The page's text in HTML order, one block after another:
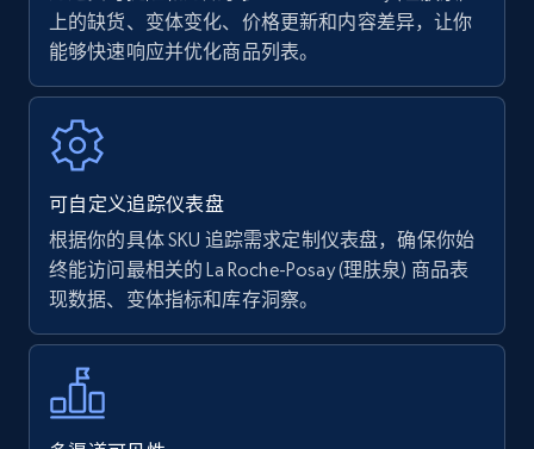
rating object, Product rating max, Rating,
Author name, Asin, and more.
7.4K+ 870+ 立即开始
Walmart - products
URL, Final price, Sku, Currency, Gtin,
Specifications, Image urls, Top reviews, and
上的缺货、变体变化、价格更新和内容差异，让你
能够快速响应并优化商品列表。
可自定义追踪仪表盘
根据你的具体 SKU 追踪需求定制仪表盘，确保你始
终能访问最相关的 La Roche-Posay (理肤泉) 商品表
现数据、变体指标和库存洞察。